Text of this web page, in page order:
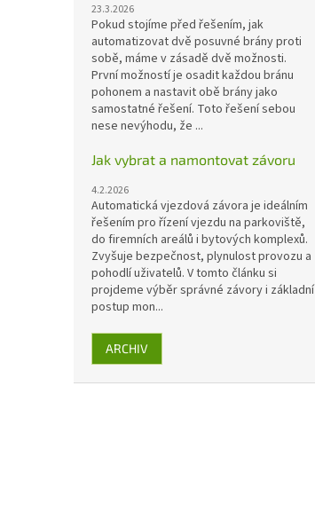
23.3.2026
Pokud stojíme před řešením, jak
automatizovat dvě posuvné brány proti
sobě, máme v zásadě dvě možnosti.
První možností je osadit každou bránu
pohonem a nastavit obě brány jako
samostatné řešení. Toto řešení sebou
nese nevýhodu, že ...
Jak vybrat a namontovat závoru
4.2.2026
Automatická vjezdová závora je ideálním
řešením pro řízení vjezdu na parkoviště,
do firemních areálů i bytových komplexů.
Zvyšuje bezpečnost, plynulost provozu a
pohodlí uživatelů. V tomto článku si
projdeme výběr správné závory i základní
postup mon...
ARCHIV